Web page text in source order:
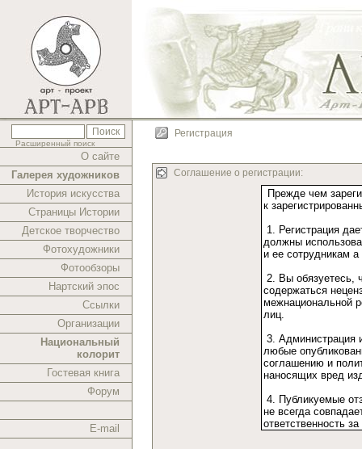
Расширенный поиск
О сайте
Галерея художников
История искусства
Страницы Истории
Детское творчество
Фотохудожники
Фотообзоры
Нартский эпос
Ссылки
Организации
Национальный
колорит
Гостевая книга
Форум
E-mail
Регистрация
Соглашение о регистрации: